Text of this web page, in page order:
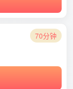
70分钟